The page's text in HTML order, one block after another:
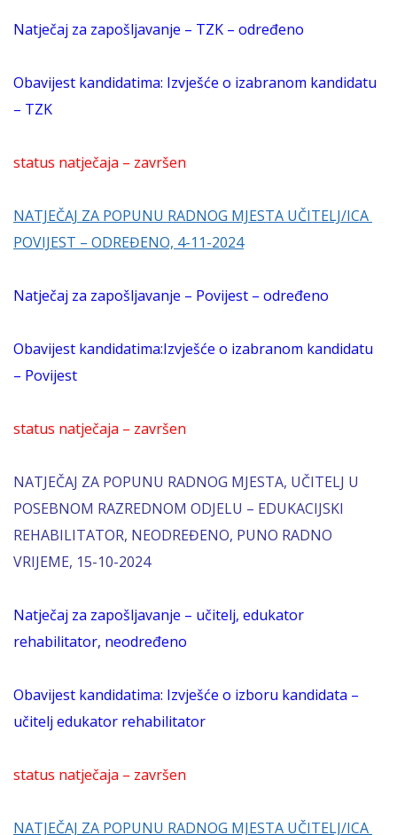
Natječaj za zapošljavanje – TZK – određeno
Obavijest kandidatima: Izvješće o izabranom kandidatu
– TZK
status natječaja – završen
NATJEČAJ ZA POPUNU RADNOG MJESTA UČITELJ/ICA
POVIJEST – ODREĐENO, 4-11-2024
Natječaj za zapošljavanje – Povijest – određeno
Obavijest kandidatima:Izvješće o izabranom kandidatu
– Povijest
status natječaja – završen
NATJEČAJ ZA POPUNU RADNOG MJESTA, UČITELJ U
POSEBNOM RAZREDNOM ODJELU – EDUKACIJSKI
REHABILITATOR, NEODREĐENO, PUNO RADNO
VRIJEME, 15-10-2024
Natječaj za zapošljavanje – učitelj, edukator
rehabilitator, neodređeno
Obavijest kandidatima: Izvješće o izboru kandidata –
učitelj edukator rehabilitator
status natječaja – završen
NATJEČAJ ZA POPUNU RADNOG MJESTA UČITELJ/ICA